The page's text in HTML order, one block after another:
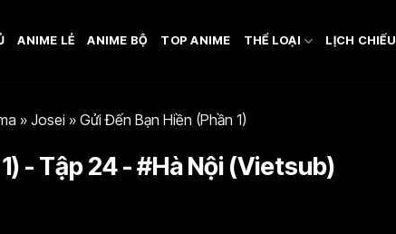
ANIME LẺ ANIME BỘ TOP ANIME THỂ LOẠI LỊCH CHIẾU
» Josei » Gửi Đến Bạn Hiền (Phần 1)
- Tập 24 - #Hà Nội (Vietsub)